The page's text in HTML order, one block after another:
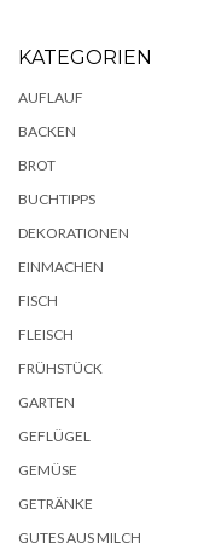
KATEGORIEN
AUFLAUF
BACKEN
BROT
BUCHTIPPS
DEKORATIONEN
EINMACHEN
FISCH
FLEISCH
FRÜHSTÜCK
GARTEN
GEFLÜGEL
GEMÜSE
GETRÄNKE
GUTES AUS MILCH